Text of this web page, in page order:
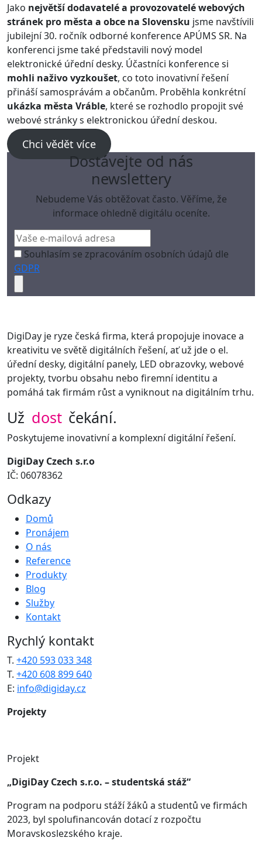
Jako největší dodavatelé a provozovatelé webových
stránek pro města a obce na Slovensku jsme navštívili
jubilejní 30. ročník odborné konference APÚMS SR. Na
konferenci jsme také představili nový model
elektronické úřední desky. Účastníci konference si
mohli naživo vyzkoušet, co toto inovativní řešení
přináší samosprávám a občanům. Proběhla konkrétní
ukázka města Vráble, které se rozhodlo propojit své
webové stránky s elektronickou úřední deskou.
Chci vědět více
Dostávejte od nás
newslettery
Nebudeme Vás obtěžovat často. Věříme, že
informace ohledně digitálu oceníte.
Souhlasím se zpracováním osobních údajů dle
GDPR
DigiDay je ryze česká firma, která propojuje inovace a
kreativitu ve světě digitálních řešení, ať už jde o el.
úřední desky, digitální panely, LED obrazovky, webové
projekty, tvorbu obsahu nebo firemní identitu a
pomáhá tak firmám růst a vyniknout na digitálním trhu.
Už dost čekání.
Poskytujeme inovativní a komplexní digitální řešení.
DigiDay Czech s.r.o
IČ: 06078362
Odkazy
Domů
Pronájem
O nás
Reference
Produkty
Blog
Služby
Kontakt
Rychlý kontakt
T. +420 593 033 348
T. +420 608 899 640
E: info@digiday.cz
Projekty
Projekt
„DigiDay Czech s.r.o. – studentská stáž“
Program na podporu stáží žáků a studentů ve firmách
2023, byl spolufinancován dotací z rozpočtu
Moravskoslezského kraje.